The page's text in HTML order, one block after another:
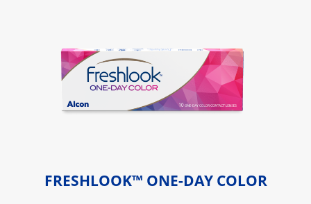
FRESHLOOK™ ONE-DAY COLOR